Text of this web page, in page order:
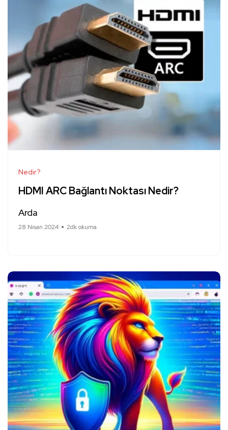
Nedir?
HDMI ARC Bağlantı Noktası Nedir?
Arda
28 Nisan 2024 2dk okuma